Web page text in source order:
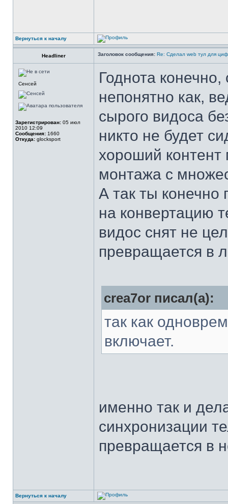
Вернуться к началу
Headliner Заголовок сообщения: Re: Сделал web тул для
Сенсей
Зарегистрирован: 05 июл
2010 12:09
Сообщения: 1660
Откуда: glocksport
Годнота
непонятно как,
сырого видоса
никто не будет
хороший контент
монтажа с
А так ты конечно
на конвертацию
видос снят не
превращается в
crea7or писал(а):
так как
включает.
именно так и
синхронизации
превращается в
Вернуться к началу